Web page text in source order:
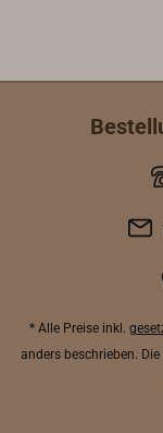
* Alle Preise inkl.
anders beschrieben.